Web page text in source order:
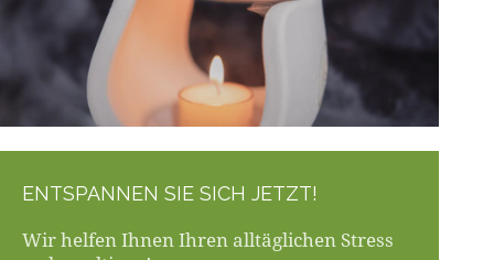
ENTSPANNEN SIE SICH JETZT!
Wir helfen Ihnen Ihren alltäglichen Stress